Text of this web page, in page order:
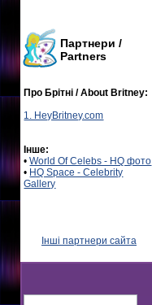
Партнери /
Partners
Про Брітні / About Britney:
1. HeyBritney.com
Інше:
•World Of Celebs - HQ фото
• HQ Space - Celebrity
Gallery
Інші партнери сайта